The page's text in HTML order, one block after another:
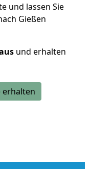
und lassen Sie
Gießen
und erhalten
erhalten